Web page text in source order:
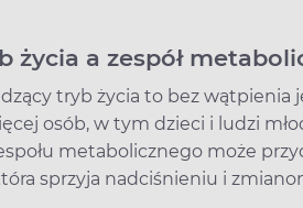
życia a zespół
tryb życia to bez
osób, w tym dzieci i ludzi
metabolicznego może
sprzyja nadciśnieniu i